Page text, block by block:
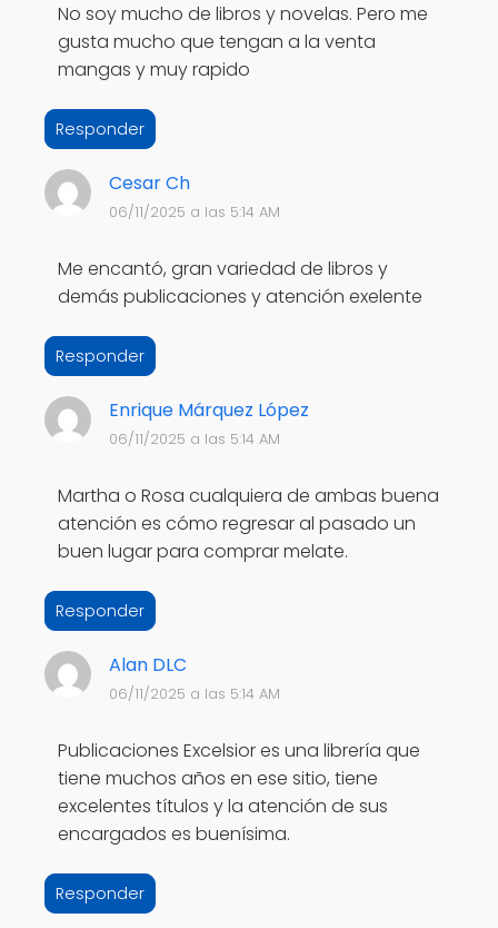
No soy mucho de libros y novelas. Pero me
gusta mucho que tengan a la venta
mangas y muy rapido
Responder
Cesar Ch
06/11/2025 a las 5:14 AM
Me encantó, gran variedad de libros y
demás publicaciones y atención exelente
Responder
Enrique Márquez López
06/11/2025 a las 5:14 AM
Martha o Rosa cualquiera de ambas buena
atención es cómo regresar al pasado un
buen lugar para comprar melate.
Responder
Alan DLC
06/11/2025 a las 5:14 AM
Publicaciones Excelsior es una librería que
tiene muchos años en ese sitio, tiene
excelentes títulos y la atención de sus
encargados es buenísima.
Responder